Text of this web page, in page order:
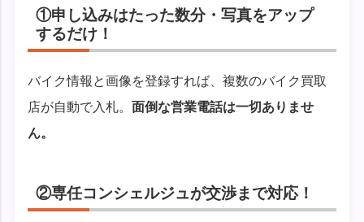
①申し込みはたった数分・写真をアップ
するだけ！
バイク情報と画像を登録すれば、複数のバイク買取
店が自動で入札。面倒な営業電話は一切ありませ
ん。
②専任コンシェルジュが交渉まで対応！